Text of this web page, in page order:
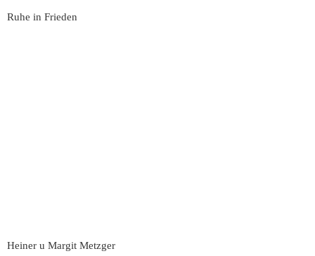
Ruhe in Frieden
Heiner u Margit Metzger